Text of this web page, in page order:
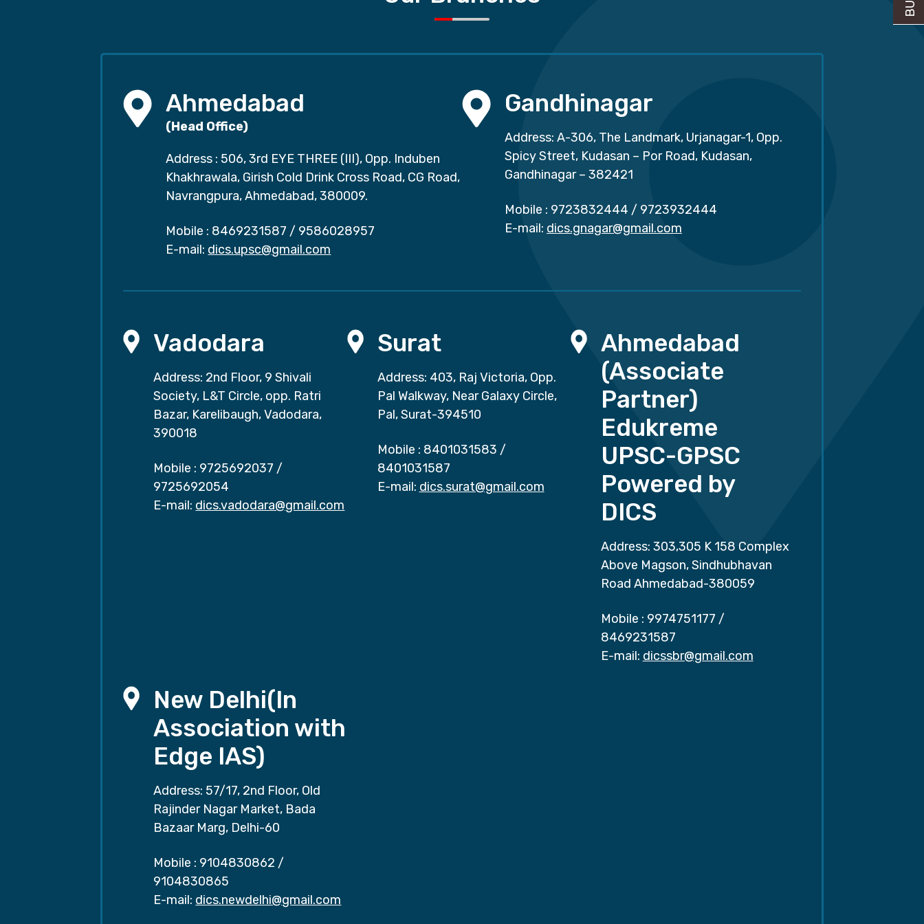
Ahmedabad
(Head Office)
Address : 506, 3rd EYE THREE (III), Opp. Induben
Khakhrawala, Girish Cold Drink Cross Road, CG Road,
Navrangpura, Ahmedabad, 380009.
Mobile : 8469231587 / 9586028957
E-mail: dics.upsc@gmail.com
Gandhinagar
Address: A-306, The Landmark, Urjanagar-1, Opp.
Spicy Street, Kudasan – Por Road, Kudasan,
Gandhinagar – 382421
Mobile : 9723832444 / 9723932444
E-mail: dics.gnagar@gmail.com
Vadodara
Address: 2nd Floor, 9 Shivali
Society, L&T Circle, opp. Ratri
Bazar, Karelibaugh, Vadodara,
390018
Mobile : 9725692037 /
9725692054
E-mail: dics.vadodara@gmail.com
Surat
Address: 403, Raj Victoria, Opp.
Pal Walkway, Near Galaxy Circle,
Pal, Surat-394510
Mobile : 8401031583 /
8401031587
E-mail: dics.surat@gmail.com
Ahmedabad
(Associate
Partner)
Edukreme
UPSC-GPSC
Powered by
DICS
Address: 303,305 K 158 Complex
Above Magson, Sindhubhavan
Road Ahmedabad-380059
Mobile : 9974751177 /
8469231587
E-mail: dicssbr@gmail.com
New Delhi(In
Association with
Edge IAS)
Address: 57/17, 2nd Floor, Old
Rajinder Nagar Market, Bada
Bazaar Marg, Delhi-60
Mobile : 9104830862 /
9104830865
E-mail: dics.newdelhi@gmail.com